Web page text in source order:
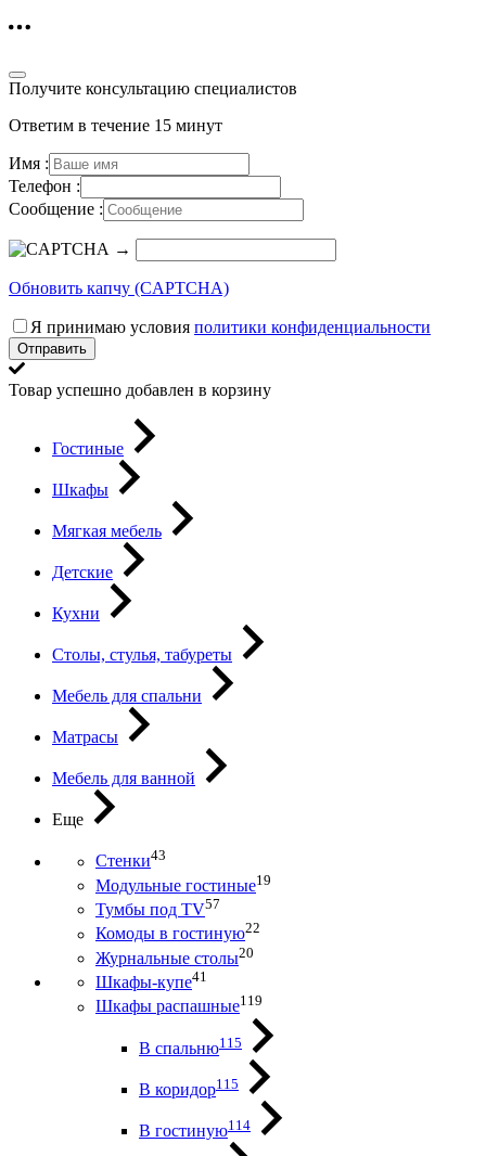
Получите консультацию специалистов
Ответим в течение 15 минут
Имя :
Телефон :
Сообщение :
→
Обновить капчу (CAPTCHA)
Я принимаю условия политики конфиденциальности
Отправить
Товар успешно добавлен в корзину
Гостиные
Шкафы
Мягкая мебель
Детские
Кухни
Столы, стулья, табуреты
Мебель для спальни
Матрасы
Мебель для ванной
Еще
Стенки43
Модульные гостиные19
Тумбы под ТV57
Комоды в гостиную22
Журнальные столы20
Шкафы-купе41
Шкафы распашные119
В спальню115
В коридор115
В гостиную114